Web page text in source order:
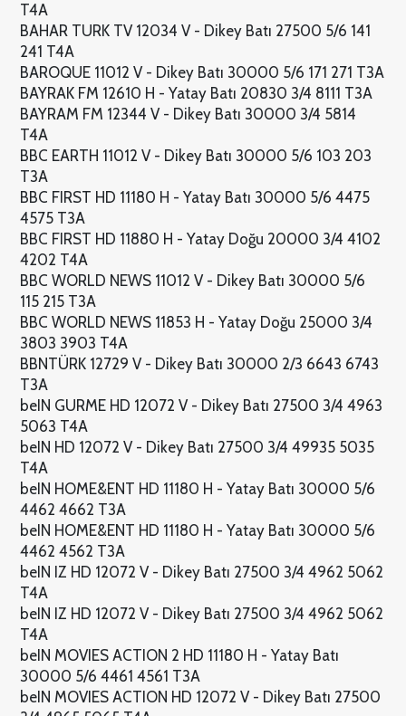
T4A
BAHAR TURK TV 12034 V - Dikey Batı 27500 5/6 141
241 T4A
BAROQUE 11012 V - Dikey Batı 30000 5/6 171 271 T3A
BAYRAK FM 12610 H - Yatay Batı 20830 3/4 8111 T3A
BAYRAM FM 12344 V - Dikey Batı 30000 3/4 5814
T4A
BBC EARTH 11012 V - Dikey Batı 30000 5/6 103 203
T3A
BBC FIRST HD 11180 H - Yatay Batı 30000 5/6 4475
4575 T3A
BBC FIRST HD 11880 H - Yatay Doğu 20000 3/4 4102
4202 T4A
BBC WORLD NEWS 11012 V - Dikey Batı 30000 5/6
115 215 T3A
BBC WORLD NEWS 11853 H - Yatay Doğu 25000 3/4
3803 3903 T4A
BBNTÜRK 12729 V - Dikey Batı 30000 2/3 6643 6743
T3A
beIN GURME HD 12072 V - Dikey Batı 27500 3/4 4963
5063 T4A
beIN HD 12072 V - Dikey Batı 27500 3/4 49935 5035
T4A
beIN HOME&ENT HD 11180 H - Yatay Batı 30000 5/6
4462 4662 T3A
beIN HOME&ENT HD 11180 H - Yatay Batı 30000 5/6
4462 4562 T3A
beIN IZ HD 12072 V - Dikey Batı 27500 3/4 4962 5062
T4A
beIN IZ HD 12072 V - Dikey Batı 27500 3/4 4962 5062
T4A
beIN MOVIES ACTION 2 HD 11180 H - Yatay Batı
30000 5/6 4461 4561 T3A
beIN MOVIES ACTION HD 12072 V - Dikey Batı 27500